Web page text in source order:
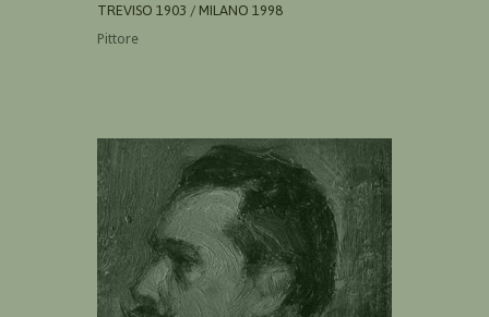
TREVISO 1903 / MILANO 1998
Pittore